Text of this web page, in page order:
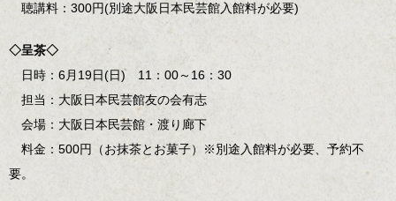
聴講料：300円(別途大阪日本民芸館入館料が必要)
◇呈茶◇
日時：6月19日(日) 11：00～16：30
担当：大阪日本民芸館友の会有志
会場：大阪日本民芸館・渡り廊下
料金：500円（お抹茶とお菓子）※別途入館料が必要、予約不
要。